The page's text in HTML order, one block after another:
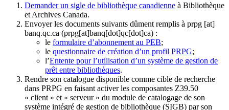
Demander un sigle de bibliothèque canadienne à Bibliothèque
et Archives Canada.
Envoyer les documents suivants dûment remplis à prpg [at]
banq.qc.ca (prpg[at]banq[dot]qc[dot]ca) :
le formulaire d’abonnement au PEB;
le questionnaire de création d’un profil PRPG;
l’Entente pour l’utilisation d’un système de gestion de
prêt entre bibliothèques.
Rendre son catalogue disponible comme cible de recherche
dans PRPG en faisant activer les composantes Z39.50
« client » et « serveur » du module de catalogage de son
système intégré de gestion de bibliothèque (SIGB) par son